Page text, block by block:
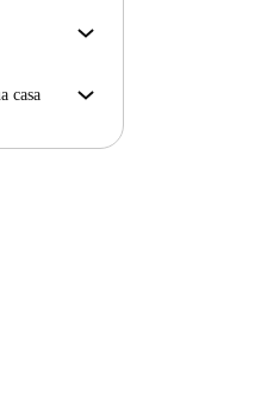
un hotel e
casa